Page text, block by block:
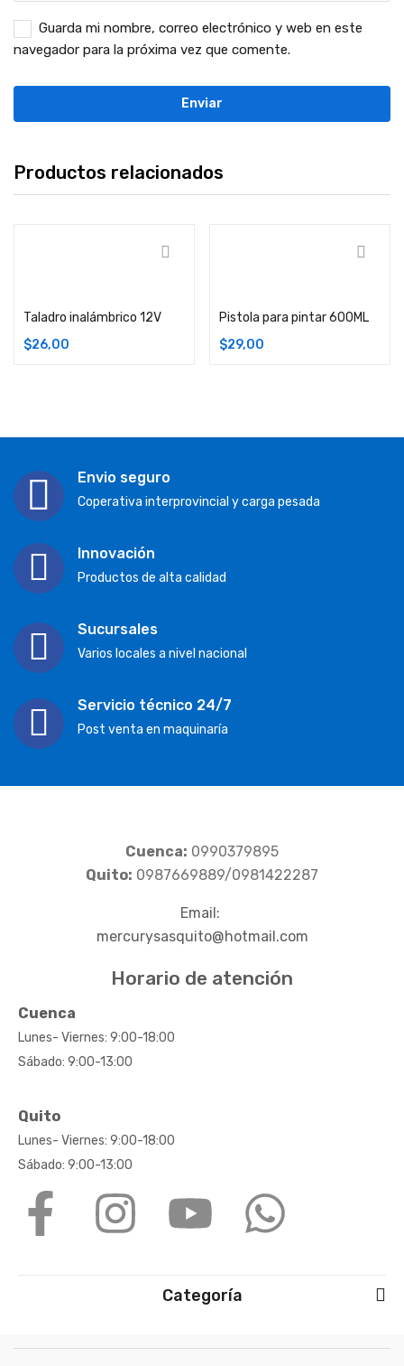
Guarda mi nombre, correo electrónico y web en este
navegador para la próxima vez que comente.
Productos relacionados
Taladro inalámbrico 12V
$26,00
Pistola para pintar 600ML
$29,00
Envio seguro
Coperativa interprovincial y carga pesada
Innovación
Productos de alta calidad
Sucursales
Varios locales a nivel nacional
Servicio técnico 24/7
Post venta en maquinaría
Cuenca: 0990379895
Quito: 0987669889/0981422287
Email:
mercurysasquito@hotmail.com
Horario de atención
Cuenca
Lunes- Viernes: 9:00-18:00
Sábado: 9:00-13:00
Quito
Lunes- Viernes: 9:00-18:00
Sábado: 9:00-13:00
Categoría